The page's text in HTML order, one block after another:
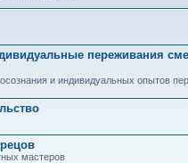
переживания
и индивидуальных опытов
мастеров